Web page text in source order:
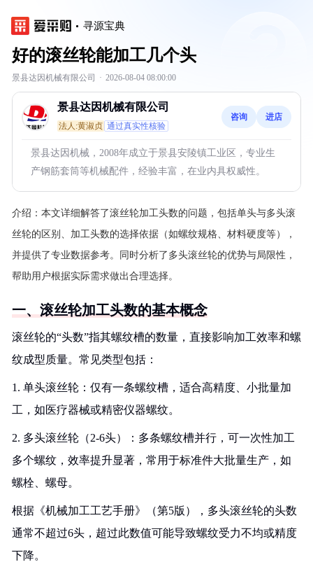
寻源宝典
好的滚丝轮能加工几个头
景县达因机械有限公司 · 2026-08-04 08:00:00
景县达因机械有限公司
法人:黄淑贞 通过真实性核验
咨询 进店
景县达因机械，2008年成立于景县安陵镇工业区，专业生
产钢筋套筒等机械配件，经验丰富，在业内具权威性。
介绍： 本文详细解答了滚丝轮加工头数的问题，包括单头与多头滚
丝轮的区别、加工头数的选择依据（如螺纹规格、材料硬度等），
并提供了专业数据参考。同时分析了多头滚丝轮的优势与局限性，
帮助用户根据实际需求做出合理选择。
一、滚丝轮加工头数的基本概念
滚丝轮的“头数”指其螺纹槽的数量，直接影响加工效率和螺
纹成型质量。常见类型包括：
1. 单头滚丝轮：仅有一条螺纹槽，适合高精度、小批量加
工，如医疗器械或精密仪器螺纹。
2. 多头滚丝轮（2-6头）：多条螺纹槽并行，可一次性加工
多个螺纹，效率提升显著，常用于标准件大批量生产，如
螺栓、螺母。
根据《机械加工工艺手册》（第5版），多头滚丝轮的头数
通常不超过6头，超过此数值可能导致螺纹受力不均或精度
下降。